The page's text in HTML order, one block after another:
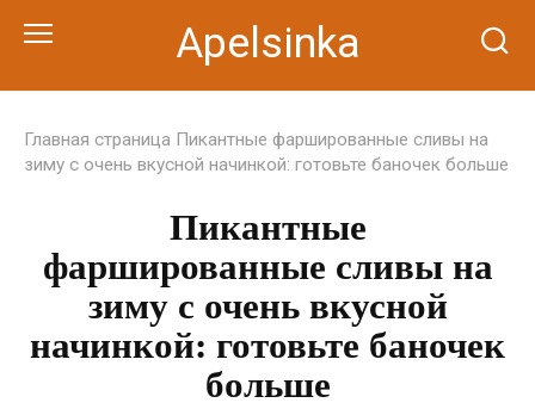
Apelsinka
Главная страница Пикантные фаршированные сливы на
зиму с очень вкусной начинкой: готовьте баночек больше
Пикантные
фаршированные сливы на
зиму с очень вкусной
начинкой: готовьте баночек
больше